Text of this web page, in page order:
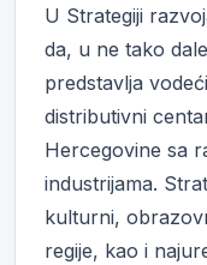
U Strategiji
da, u ne tako
predstavlja
distributivni
Hercegovine sa
industrijama.
kulturni,
regije, kao i